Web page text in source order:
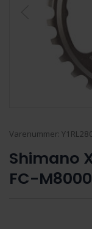
Varenummer:
Shimano
FC-